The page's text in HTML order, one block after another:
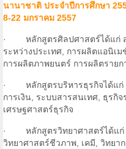
นานาชาติ ประจำปีการศึกษา
8-22 มกราคม 2557
· หลักสูตรศิลปศาสตร์ได้แก่ ส
ระหว่างประเทศ, การผลิตแอนิเม
การผลิตภาพยนตร์ การผลิตราย
· หลักสูตรบริหารธุรกิจได้แก่
การเงิน, ระบบสารสนเทศ, ธุรกิ
เศรษฐศาสตร์ธุรกิจ
· หลักสูตรวิทยาศาสตร์ได้แก่
วิทยาศาสตร์ชีวภาพ, เคมี, วิทยา